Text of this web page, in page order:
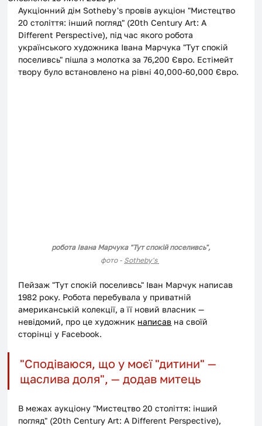
Аукціонний дім Sotheby's провів аукціон "Мистецтво
20 століття: інший погляд" (20th Century Art: A
Different Perspective), під час якого робота
українського художника Івана Марчука "Тут спокій
поселивсь" пішла з молотка за 76,200 Євро. Естімейт
твору було встановлено на рівні 40,000-60,000 Євро.
робота Івана Марчука "Тут спокій поселивсь",
фото - Sotheby's
Пейзаж "Тут спокій поселивсь" Іван Марчук написав
1982 року. Робота перебувала у приватній
американській колекції, а її новий власник —
невідомий, про це художник написав на своїй
сторінці у Facebook.
"Сподіваюся, що у моєї "дитини" —
щаслива доля", — додав митець
В межах аукціону "Мистецтво 20 століття: інший
погляд" (20th Century Art: A Different Perspective),